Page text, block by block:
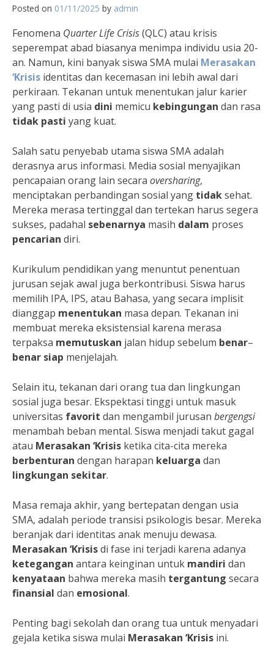
Posted on 01/11/2025 by admin
Fenomena Quarter Life Crisis(QLC) atau krisis
seperempat abad biasanya menimpa individu usia 20-
an. Namun, kini banyak siswa SMA mulai Merasakan
‘Krisis identitas dan kecemasan ini lebih awal dari
perkiraan. Tekanan untuk menentukan jalur karier
yang pasti di usia dini memicu kebingungan dan rasa
tidak pasti yang kuat.
Salah satu penyebab utama siswa SMA adalah
derasnya arus informasi. Media sosial menyajikan
pencapaian orang lain secara oversharing,
menciptakan perbandingan sosial yang tidaksehat.
Mereka merasa tertinggal dan tertekan harus segera
sukses, padahal sebenarnya masih dalam proses
pencarian diri.
Kurikulum pendidikan yang menuntut penentuan
jurusan sejak awal juga berkontribusi. Siswa harus
memilih IPA, IPS, atau Bahasa, yang secara implisit
dianggap menentukan masa depan. Tekanan ini
membuat mereka eksistensial karena merasa
terpaksa memutuskan jalan hidup sebelum benar–
benar siap menjelajah.
Selain itu, tekanan dari orang tua dan lingkungan
sosial juga besar. Ekspektasi tinggi untuk masuk
universitas favorit dan mengambil jurusan bergengsi
menambah beban mental. Siswa menjadi takut gagal
atau Merasakan ‘Krisis ketika cita-cita mereka
berbenturan dengan harapan keluarga dan
lingkungan sekitar.
Masa remaja akhir, yang bertepatan dengan usia
SMA, adalah periode transisi psikologis besar. Mereka
beranjak dari identitas anak menuju dewasa.
Merasakan ‘Krisisdi fase ini terjadi karena adanya
ketegangan antara keinginan untuk mandiri dan
kenyataan bahwa mereka masih tergantung secara
finansial dan emosional.
Penting bagi sekolah dan orang tua untuk menyadari
gejala ketika siswa mulai Merasakan ‘Krisis ini.